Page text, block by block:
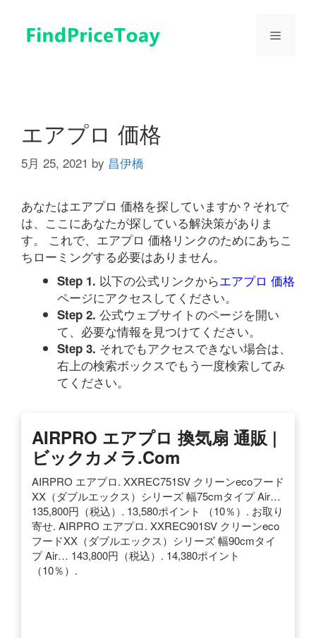
メ
エアプロ 価格
5月 25, 2021 by 昌伊橋
あなたはエアプロ 価格を探していますか？それで
は、ここにあなたが探している解決策がありま
す。 これで、エアプロ 価格リンクのためにあちこ
ちローミングする必要はありません。
Step 1. 以下の公式リンクからエアプロ 価格
ページにアクセスしてください。
Step 2. 公式ウェブサイトのページを開い
て、必要な情報を見つけてください。
Step 3. それでもアクセスできない場合は、
右上の検索ボックスでもう一度検索してみ
てください。
AIRPRO エアプロ 換気扇 通販 |
ビックカメラ.com
AIRPRO エアプロ. XXREC751SV クリーンecoフード
XX（ダブルエックス）シリーズ 幅75cmタイプ Air…
135,800円（税込）. 13,580ポイント （10％）. お取り
寄せ. AIRPRO エアプロ. XXREC901SV クリーンeco
フードXX（ダブルエックス）シリーズ 幅90cmタイ
プ Air… 143,800円（税込）. 14,380ポイント
（10％）.